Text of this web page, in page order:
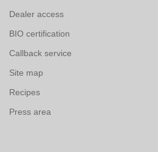
Dealer access
BIO certification
Callback service
Site map
Recipes
Press area